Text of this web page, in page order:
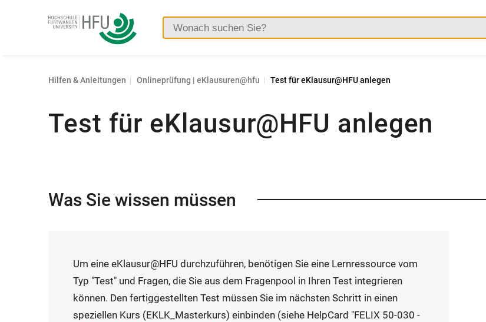
Hochschule
Furtwangen
Hilfen & Anleitungen Onlineprüfung | eKlausuren@hfu Test für eKlausur@HFU anlegen
Test für eKlausur@HFU anlegen
Was Sie wissen müssen
Um eine eKlausur@HFU durchzuführen, benötigen Sie eine Lernressource vom
Typ "Test" und Fragen, die Sie aus dem Fragenpool in Ihren Test integrieren
können. Den fertiggestellten Test müssen Sie im nächsten Schritt in einen
speziellen Kurs (EKLK_Masterkurs) einbinden (siehe HelpCard "FELIX 50-030 -I